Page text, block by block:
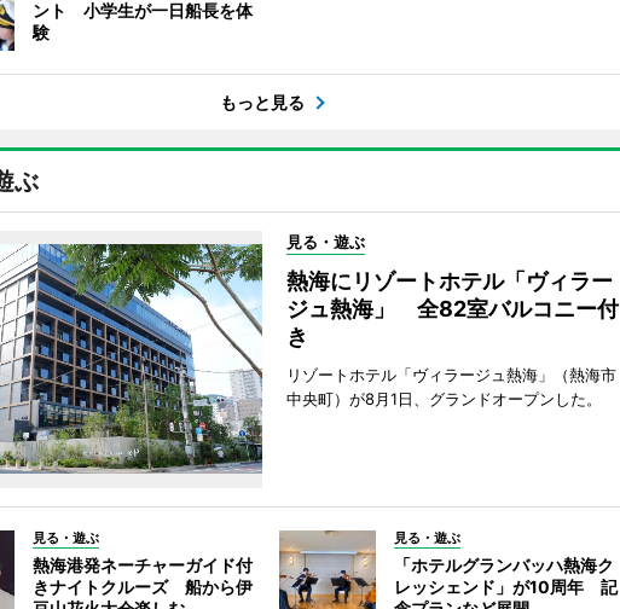
ント 小学生が一日船長を体
験
もっと見る
ぶ
見る・遊ぶ
熱海にリゾートホテル「ヴィラー
ジュ熱海」 全82室バルコニー付
き
リゾートホテル「ヴィラージュ熱海」（熱海市
中央町）が8月1日、グランドオープンした。
見る・遊ぶ
熱海港発ネーチャーガイド付
きナイトクルーズ 船から伊
見る・遊ぶ
「ホテルグランバッハ熱海ク
レッシェンド」が10周年 記